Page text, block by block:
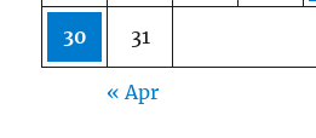
30 31
« Apr